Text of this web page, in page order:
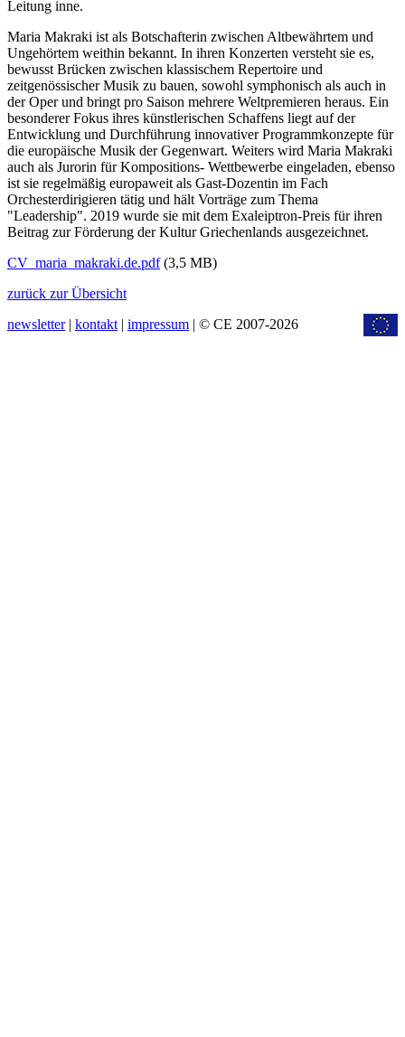
Leitung inne.
Maria Makraki ist als Botschafterin zwischen Altbewährtem und
Ungehörtem weithin bekannt. In ihren Konzerten versteht sie es,
bewusst Brücken zwischen klassischem Repertoire und
zeitgenössischer Musik zu bauen, sowohl symphonisch als auch in
der Oper und bringt pro Saison mehrere Weltpremieren heraus. Ein
besonderer Fokus ihres künstlerischen Schaffens liegt auf der
Entwicklung und Durchführung innovativer Programmkonzepte für
die europäische Musik der Gegenwart. Weiters wird Maria Makraki
auch als Jurorin für Kompositions- Wettbewerbe eingeladen, ebenso
ist sie regelmäßig europaweit als Gast-Dozentin im Fach
Orchesterdirigieren tätig und hält Vorträge zum Thema
"Leadership". 2019 wurde sie mit dem Exaleiptron-Preis für ihren
Beitrag zur Förderung der Kultur Griechenlands ausgezeichnet.
CV_maria_makraki.de.pdf(3,5 MB)
zurück zur Übersicht
newsletter| kontakt | impressum | © CE 2007-2026